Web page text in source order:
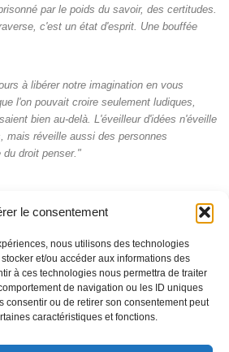
le consentement
nous utilisons des technologies
et/ou accéder aux informations des
à ces technologies nous permettra de traiter
de navigation ou les ID uniques
consentir ou de retirer son consentement peut
caractéristiques et fonctions.
par le poids du savoir, des certitudes.
c'est un état d'esprit. Une bouffée
à libérer notre imagination en vous
l'on pouvait croire seulement ludiques,
bien au-delà. L'éveilleur d'idées n'éveille
mais réveille aussi des personnes
du droit penser."